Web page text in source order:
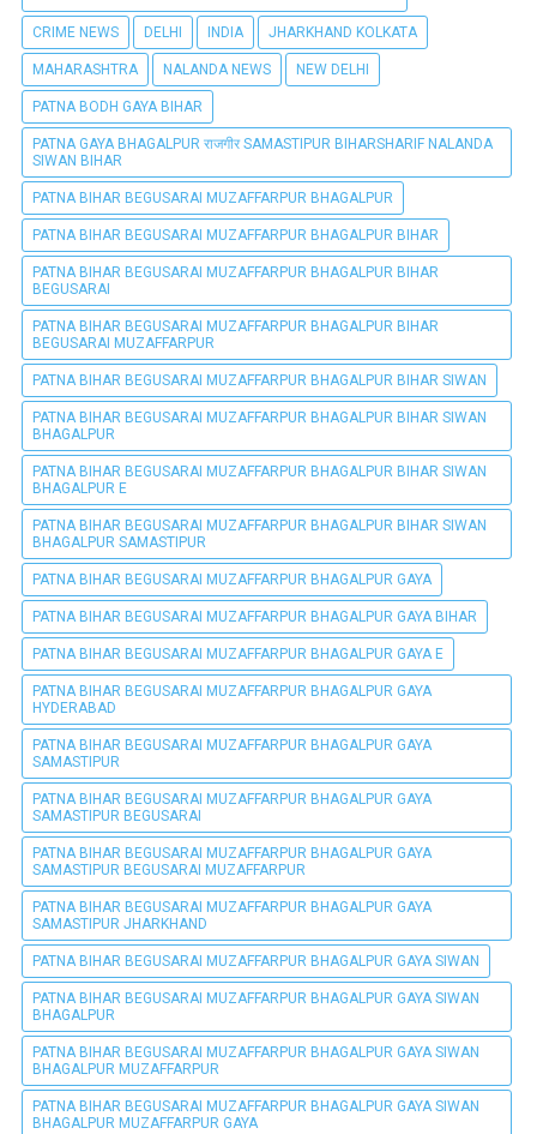
CRIME NEWS DELHI INDIA JHARKHAND KOLKATA
MAHARASHTRA NALANDA NEWS NEW DELHI
PATNA BODH GAYA BIHAR
PATNA GAYA BHAGALPUR राजगीर SAMASTIPUR BIHARSHARIF NALANDA
SIWAN BIHAR
PATNA BIHAR BEGUSARAI MUZAFFARPUR BHAGALPUR
PATNA BIHAR BEGUSARAI MUZAFFARPUR BHAGALPUR BIHAR
PATNA BIHAR BEGUSARAI MUZAFFARPUR BHAGALPUR BIHAR
BEGUSARAI
PATNA BIHAR BEGUSARAI MUZAFFARPUR BHAGALPUR BIHAR
BEGUSARAI MUZAFFARPUR
PATNA BIHAR BEGUSARAI MUZAFFARPUR BHAGALPUR BIHAR SIWAN
PATNA BIHAR BEGUSARAI MUZAFFARPUR BHAGALPUR BIHAR SIWAN
BHAGALPUR
PATNA BIHAR BEGUSARAI MUZAFFARPUR BHAGALPUR BIHAR SIWAN
BHAGALPUR E
PATNA BIHAR BEGUSARAI MUZAFFARPUR BHAGALPUR BIHAR SIWAN
BHAGALPUR SAMASTIPUR
PATNA BIHAR BEGUSARAI MUZAFFARPUR BHAGALPUR GAYA
PATNA BIHAR BEGUSARAI MUZAFFARPUR BHAGALPUR GAYA BIHAR
PATNA BIHAR BEGUSARAI MUZAFFARPUR BHAGALPUR GAYA E
PATNA BIHAR BEGUSARAI MUZAFFARPUR BHAGALPUR GAYA
HYDERABAD
PATNA BIHAR BEGUSARAI MUZAFFARPUR BHAGALPUR GAYA
SAMASTIPUR
PATNA BIHAR BEGUSARAI MUZAFFARPUR BHAGALPUR GAYA
SAMASTIPUR BEGUSARAI
PATNA BIHAR BEGUSARAI MUZAFFARPUR BHAGALPUR GAYA
SAMASTIPUR BEGUSARAI MUZAFFARPUR
PATNA BIHAR BEGUSARAI MUZAFFARPUR BHAGALPUR GAYA
SAMASTIPUR JHARKHAND
PATNA BIHAR BEGUSARAI MUZAFFARPUR BHAGALPUR GAYA SIWAN
PATNA BIHAR BEGUSARAI MUZAFFARPUR BHAGALPUR GAYA SIWAN
BHAGALPUR
PATNA BIHAR BEGUSARAI MUZAFFARPUR BHAGALPUR GAYA SIWAN
BHAGALPUR MUZAFFARPUR
PATNA BIHAR BEGUSARAI MUZAFFARPUR BHAGALPUR GAYA SIWAN
BHAGALPUR MUZAFFARPUR GAYA